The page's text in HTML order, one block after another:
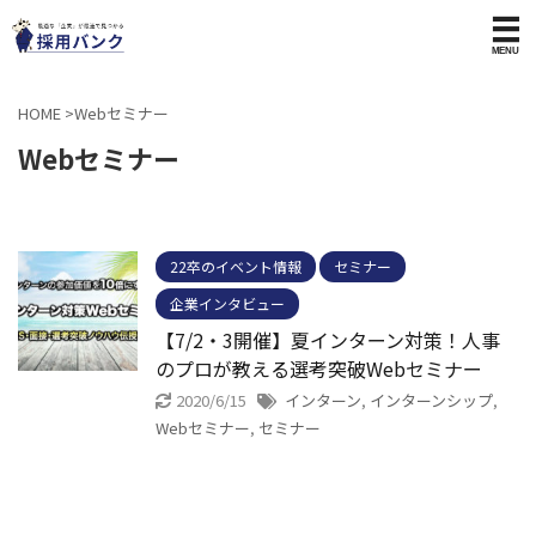
HOME >Webセミナー
Webセミナー
22卒のイベント情報
セミナー
企業インタビュー
【7/2・3開催】夏インターン対策！人事
のプロが教える選考突破Webセミナー
2020/6/15 インターン, インターンシップ,
Webセミナー, セミナー